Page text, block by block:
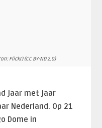
Flickr) (CC BY-ND 2.0)
jaar met jaar
Nederland. Op 21
Dome in